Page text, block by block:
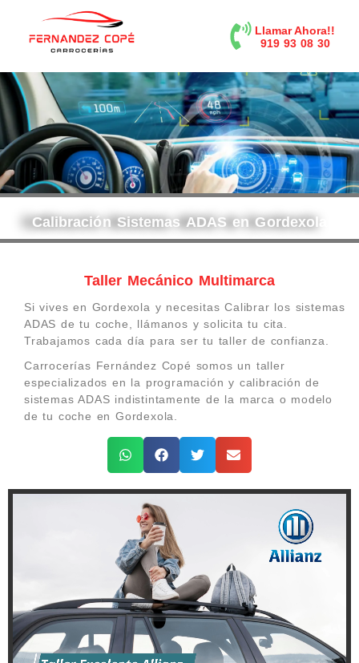
Llamar Ahora!!
919 93 08 30
Calibración Sistemas ADAS en Gordexola
Taller Mecánico Multimarca
Si vives en Gordexola y necesitas Calibrar los sistemas
ADAS de tu coche, llámanos y solicita tu cita.
Trabajamos cada día para ser tu taller de confianza.
Carrocerías Fernández Copé somos un taller
especializados en la programación y calibración de
sistemas ADAS indistintamente de la marca o modelo
de tu coche en Gordexola.